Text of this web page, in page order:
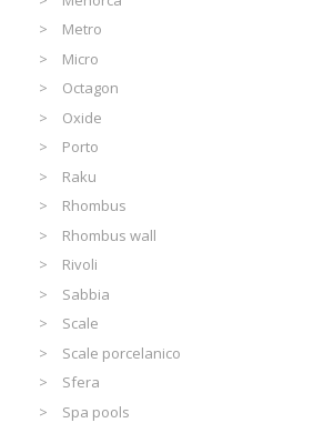
Metro
Micro
Octagon
Oxide
Porto
Raku
Rhombus
Rhombus wall
Rivoli
Sabbia
Scale
Scale porcelanico
Sfera
Spa pools